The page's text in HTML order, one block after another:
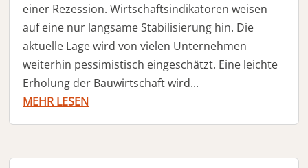
einer Rezession. Wirtschaftsindikatoren weisen
auf eine nur langsame Stabilisierung hin. Die
aktuelle Lage wird von vielen Unternehmen
weiterhin pessimistisch eingeschätzt. Eine leichte
Erholung der Bauwirtschaft wird...
MEHR LESEN